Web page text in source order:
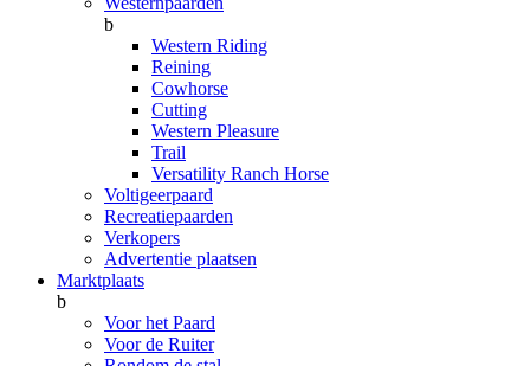
b
Western Riding
Reining
Cowhorse
Cutting
Western Pleasure
Trail
Versatility Ranch Horse
Voltigeerpaard
Recreatiepaarden
Verkopers
Advertentie plaatsen
Marktplaats
b
Voor het Paard
Voor de Ruiter